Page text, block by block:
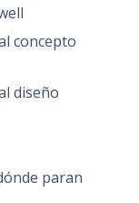
concepto
diseño
paran